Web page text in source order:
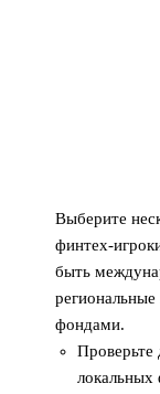
Выберите
быть
фондами.
Проверьте
локальных